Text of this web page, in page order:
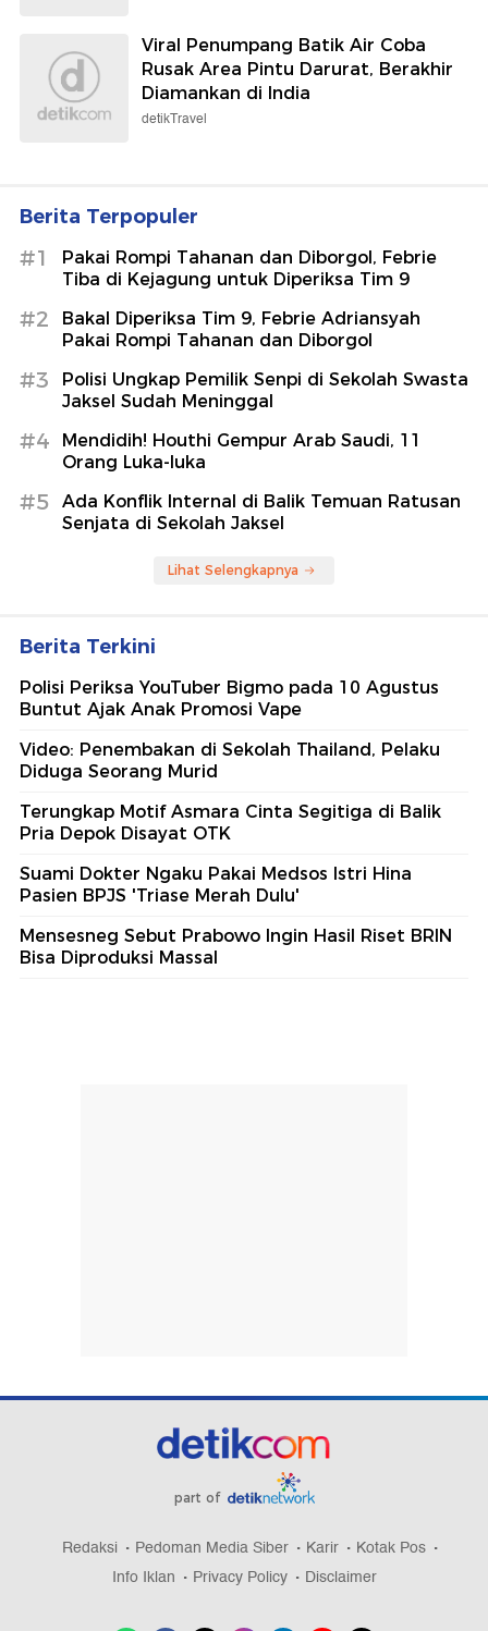
Viral Penumpang Batik Air Coba
Rusak Area Pintu Darurat, Berakhir
Diamankan di India
detikTravel
Berita Terpopuler
#1
Pakai Rompi Tahanan dan Diborgol, Febrie
Tiba di Kejagung untuk Diperiksa Tim 9
#2
Bakal Diperiksa Tim 9, Febrie Adriansyah
Pakai Rompi Tahanan dan Diborgol
#3
Polisi Ungkap Pemilik Senpi di Sekolah Swasta
Jaksel Sudah Meninggal
#4
Mendidih! Houthi Gempur Arab Saudi, 11
Orang Luka-luka
#5
Ada Konflik Internal di Balik Temuan Ratusan
Senjata di Sekolah Jaksel
Lihat Selengkapnya
Berita Terkini
Polisi Periksa YouTuber Bigmo pada 10 Agustus
Buntut Ajak Anak Promosi Vape
Video: Penembakan di Sekolah Thailand, Pelaku
Diduga Seorang Murid
Terungkap Motif Asmara Cinta Segitiga di Balik
Pria Depok Disayat OTK
Suami Dokter Ngaku Pakai Medsos Istri Hina
Pasien BPJS 'Triase Merah Dulu'
Mensesneg Sebut Prabowo Ingin Hasil Riset BRIN
Bisa Diproduksi Massal
part of
Redaksi Pedoman Media Siber Karir
Kotak Pos
Info Iklan
Privacy Policy Disclaimer